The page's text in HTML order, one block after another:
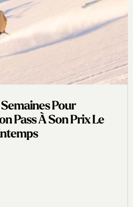
Pour
Pass À Son Prix Le